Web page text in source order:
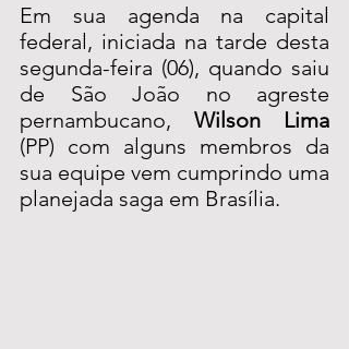
Em sua agenda na capital
federal, iniciada na tarde desta
segunda-feira (06), quando saiu
de São João no agreste
pernambucano, Wilson Lima
(PP) com alguns membros da
sua equipe vem cumprindo uma
planejada saga em Brasília.